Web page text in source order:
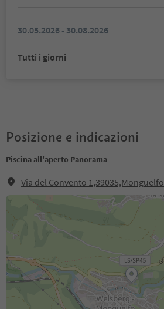
30.05.2026 - 30.08.2026
Tutti i giorni
Posizione e indicazioni
Piscina all'aperto Panorama
Via del Convento 1,39035,Monguelfo